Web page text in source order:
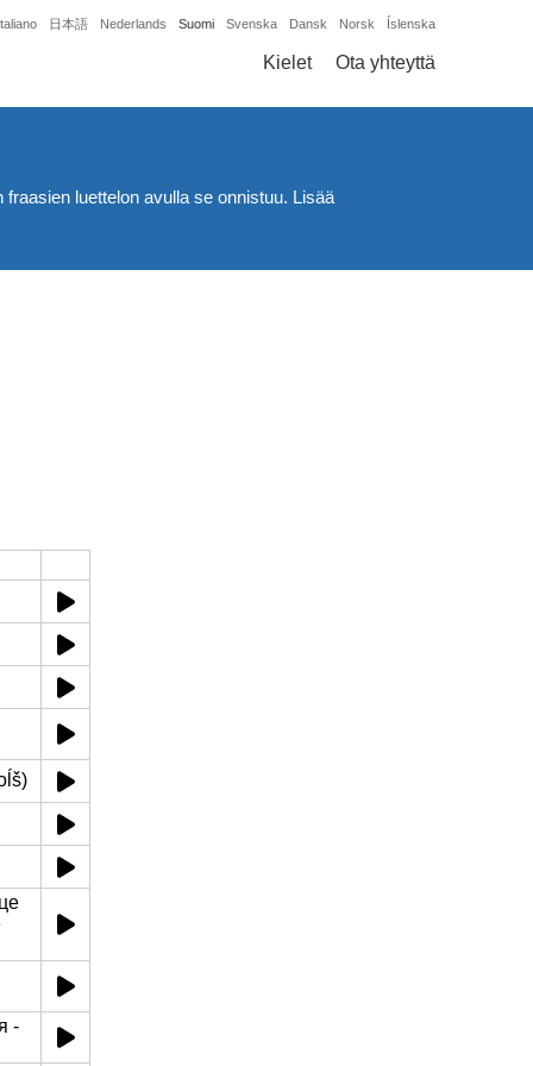
日本語 Nederlands Suomi Svenska Dansk Norsk Íslenska
Kielet Ota yhteyttä
luettelon avulla se onnistuu. Lisää
-